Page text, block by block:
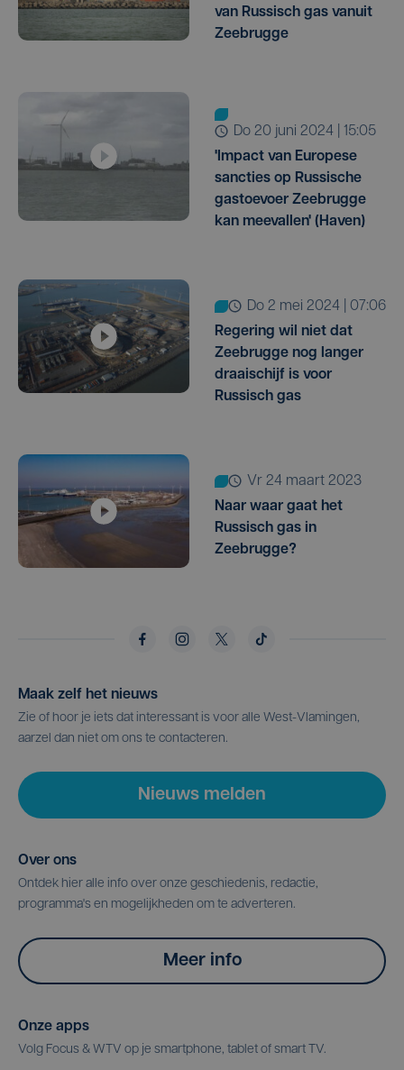
van Russisch gas vanuit
Zeebrugge
do 20 juni 2024 | 15:05
'Impact van Europese
sancties op Russische
gastoevoer Zeebrugge
kan meevallen' (Haven)
do 2 mei 2024 | 07:06
Regering wil niet dat
Zeebrugge nog langer
draaischijf is voor
Russisch gas
vr 24 maart 2023
Naar waar gaat het
Russisch gas in
Zeebrugge?
Maak zelf het nieuws
Zie of hoor je iets dat interessant is voor alle West-Vlamingen,
aarzel dan niet om ons te contacteren.
Nieuws melden
Over ons
Ontdek hier alle info over onze geschiedenis, redactie,
programma's en mogelijkheden om te adverteren.
Meer info
Onze apps
Volg Focus & WTV op je smartphone, tablet of smart TV.